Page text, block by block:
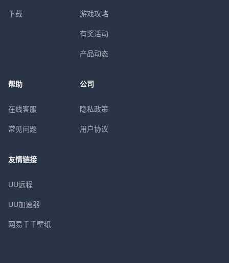
下载 游戏攻略
有奖活动
产品动态
帮助
在线客服
常见问题
公司
隐私政策
用户协议
友情链接
UU远程
UU加速器
网易千千壁纸